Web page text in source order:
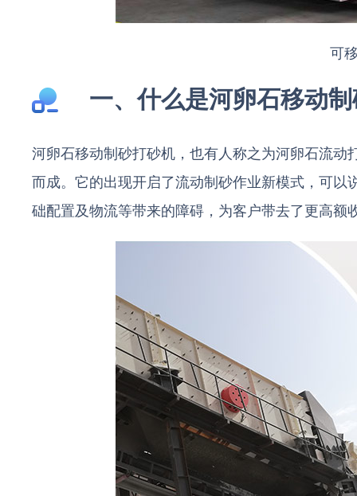
可
一、什么是河卵石移动
河卵石移动制砂打砂机，也有人称之为河卵石流
而成。它的出现开启了流动制砂作业新模式，可
础配置及物流等带来的障碍，为客户带去了更高额